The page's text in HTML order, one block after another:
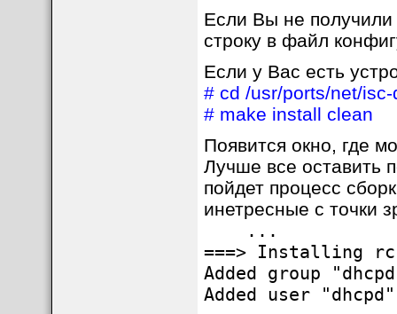
Если Вы не получили
строку в файл
Если у Вас есть
# cd /usr/ports/net/
# make install clean
Появится окно, где
Лучше все оставить
пойдет процесс
инетресные с точки
...
===> Installing
Added group
Added user